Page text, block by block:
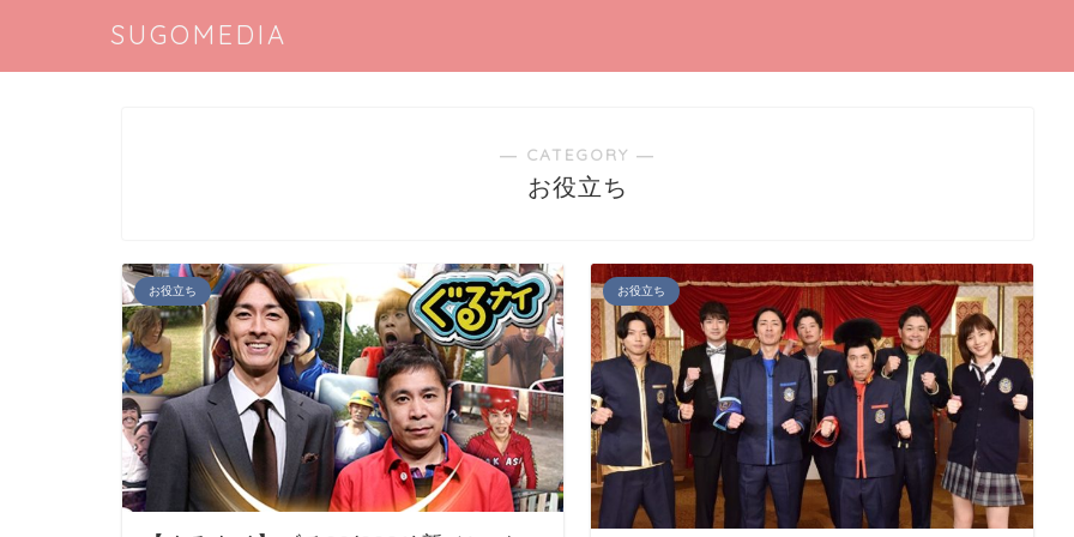
SUGOMEDIA
― CATEGORY ―
お役立ち
お役立ち お役立ち